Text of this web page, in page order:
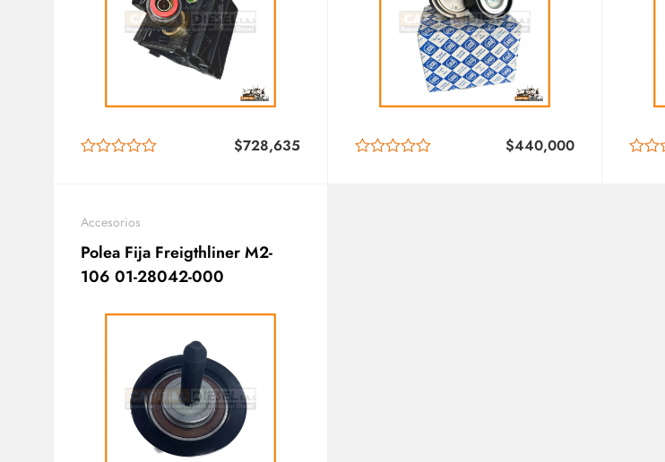
$728,635 $440,000
Accesorios
Polea Fija Freigthliner M2-
106 01-28042-000